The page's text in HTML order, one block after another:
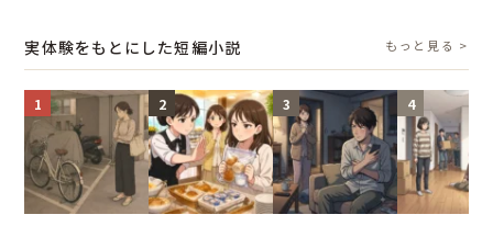
実体験をもとにした短編小説 もっと見る >
1 2 3 4